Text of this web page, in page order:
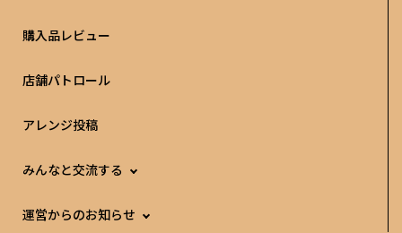
購入品レビュー
店舗パトロール
アレンジ投稿
みんなと交流する
運営からのお知らせ